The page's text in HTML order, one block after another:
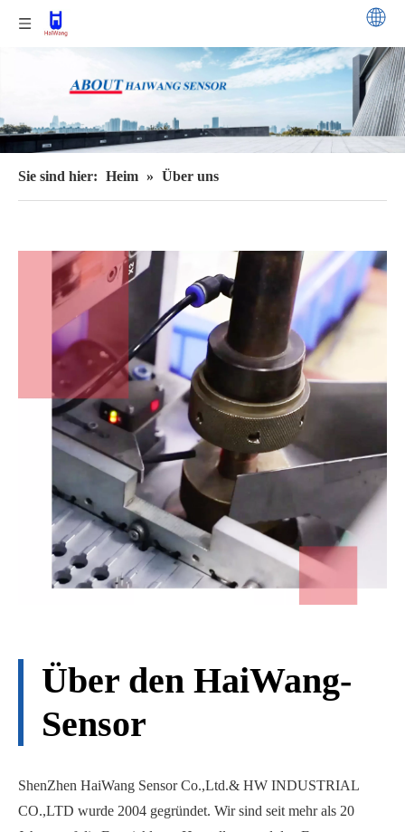
Sie sind hier: Heim » Über uns
Über den HaiWang-
Sensor
ShenZhen HaiWang Sensor Co.,Ltd.& HW INDUSTRIAL
CO.,LTD wurde 2004 gegründet. Wir sind seit mehr als 20